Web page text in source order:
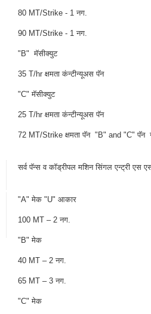
80 MT/Strike - 1 नग.
90 MT/Strike - 1 नग.
"B" मॅसीक्युट
35 T/hr क्षमता कंन्टीन्यूअस पॅन
"C" मॅसीक्युट
25 T/hr क्षमता कंन्टीन्यूअस पॅन
72 MT/Strike क्षमता पॅन "B" and "C" पॅन
सर्व पॅन्स व कॉड्रीपल मशिन सिंगल एन्ट्री एस
"A" मेक "U" आकार
100 MT – 2 नग.
"B" मेक
40 MT – 2 नग.
65 MT – 3 नग.
"C" मेक